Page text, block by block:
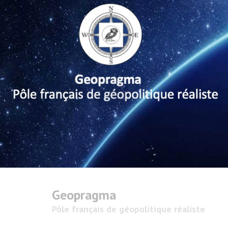
Geopragma
Pôle français de géopolitique réaliste